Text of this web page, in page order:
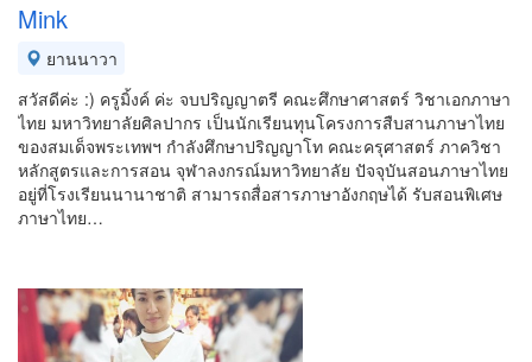
Mink
ยานนาวา
สวัสดีค่ะ :) ครูมิ้งค์ ค่ะ จบปริญญาตรี คณะศึกษาศาสตร์ วิชาเอกภาษา
ไทย มหาวิทยาลัยศิลปากร เป็นนักเรียนทุนโครงการสืบสานภาษาไทย
ของสมเด็จพระเทพฯ กำลังศึกษาปริญญาโท คณะครุศาสตร์ ภาควิชา
หลักสูตรและการสอน จุฬาลงกรณ์มหาวิทยาลัย ปัจจุบันสอนภาษาไทย
อยู่ที่โรงเรียนนานาชาติ สามารถสื่อสารภาษาอังกฤษได้ รับสอนพิเศษ
ภาษาไทย…